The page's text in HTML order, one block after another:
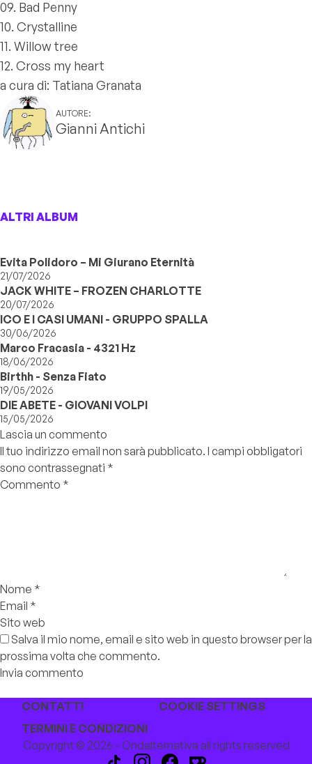
09. Bad Penny
10. Crystalline
11. Willow tree
12. Cross my heart
a cura di: Tatiana Granata
AUTORE:
Gianni Antichi
ALTRI ALBUM
Evita Polidoro – Mi Giurano Eternità
21/07/2026
JACK WHITE – FROZEN CHARLOTTE
20/07/2026
ICO E I CASI UMANI - GRUPPO SPALLA
30/06/2026
Marco Fracasia - 4321 Hz
18/06/2026
Birthh - Senza Fiato
19/05/2026
DIE ABETE - GIOVANI VOLPI
15/05/2026
Lascia un commento
Il tuo indirizzo email non sarà pubblicato. I campi obbligatori
sono contrassegnati *
Commento *
Nome *
Email *
Sito web
Salva il mio nome, email e sito web in questo browser per la
prossima volta che commento.
CONTATTI
COOKIE SETTINGS
TERMINI E CONDIZIONI
Copyright © 2026 - Ondalternativa all rights reserved